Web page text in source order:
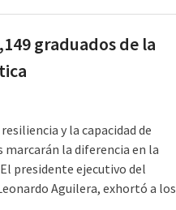
graduados de la
y la capacidad de
marcarán la diferencia en la
presidente ejecutivo del
Aguilera, exhortó a los